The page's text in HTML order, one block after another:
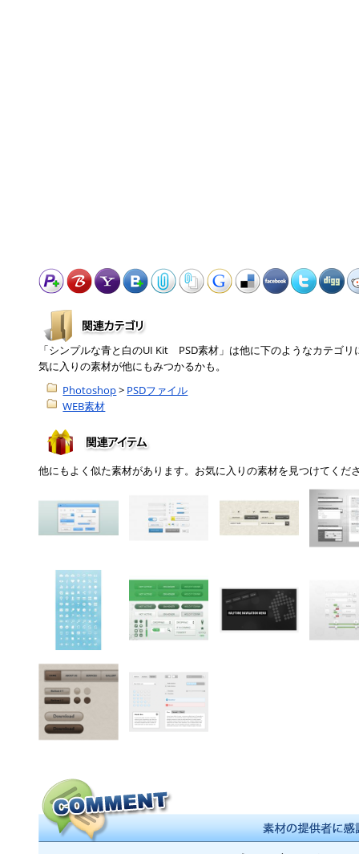
「シンプルな青と白のUI Kit PSD素材」は他に下のようなカテゴ
気に入りの素材が他にもみつかるかも。
Photoshop> PSDファイル
WEB素材
他にもよく似た素材があります。お気に入りの素材を見つけてくだ